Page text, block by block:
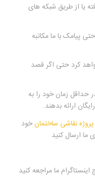
یا از طریق شبکه های
پیامک با ما مکاتبه
کرد حتی اگر قصد
حداقل زمان خود را به
ارائه بدهند.
نقاشی ساختمانخود
ارسال کنید
ما مراجعه کنید